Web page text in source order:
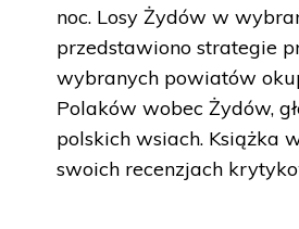
noc. Losy Żydów w
przedstawiono strategie
wybranych powiatów
Polaków wobec Żydów,
polskich wsiach. Książka
swoich recenzjach